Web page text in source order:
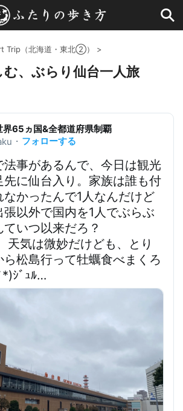
Trip（北海道・東北②） >
、ぶらり仙台一人旅
界65ヵ国&全都道府県制覇
・ フォローする
法事があるんで、今日は観光
先に仙台入り。家族は誰も付
なかったんで1人なんだけど
張以外で国内を1人でぶらぶ
いつ以来だろ？
ら松島行って牡蠣食べまくろ
ｼﾞｭﾙ…